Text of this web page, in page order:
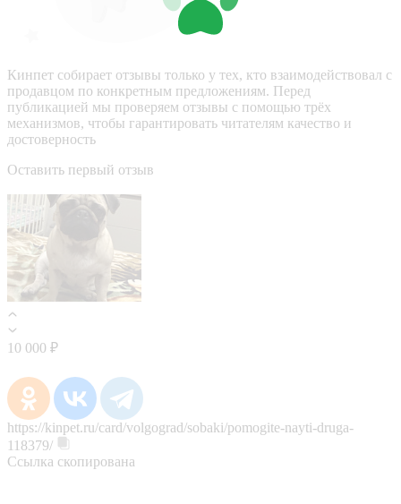
Кинпет собирает отзывы только у тех, кто взаимодействовал с
продавцом по конкретным предложениям. Перед
публикацией мы проверяем отзывы с помощью трёх
механизмов, чтобы гарантировать читателям качество и
достоверность
Оставить первый отзыв
10 000 ₽
https://kinpet.ru/card/volgograd/sobaki/pomogite-nayti-druga-
118379/
Ссылка скопирована